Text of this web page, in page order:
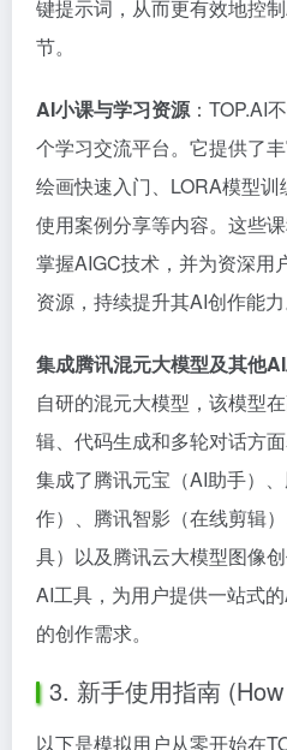
键提示词，从而更有效地控
节。
AI小课与学习资源：TOP.AI
个学习交流平台。它提供了
绘画快速入门、LORA模型
使用案例分享等内容。这些
掌握AIGC技术，并为资深用
资源，持续提升其AI创作能力
集成腾讯混元大模型及其他
自研的混元大模型，该模型
辑、代码生成和多轮对话方
集成了腾讯元宝（AI助手）
作）、腾讯智影（在线剪辑
具）以及腾讯云大模型图像
AI工具，为用户提供一站式
的创作需求。
3. 新手使用指南
以下是模拟用户从零开始在